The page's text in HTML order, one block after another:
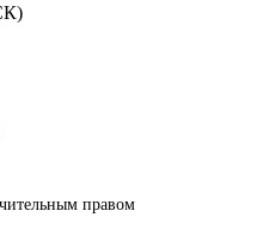
правом